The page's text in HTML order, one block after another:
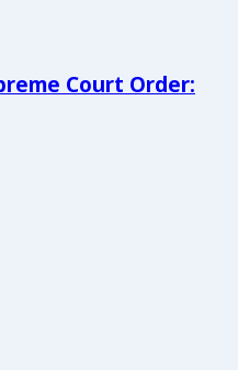
Court Order: